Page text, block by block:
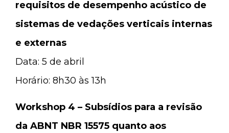
requisitos de desempenho acústico de
sistemas de vedações verticais internas
e externas
Data: 5 de abril
Horário: 8h30 às 13h
Workshop 4 – Subsídios para a revisão
da ABNT NBR 15575 quanto aos